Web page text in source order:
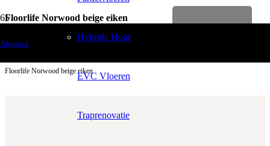
Afspraak
Hybride Hout
EVC Vloeren
Traprenovatie
Floorlife Norwood beige eiken
Floorlife Norwood beige eiken